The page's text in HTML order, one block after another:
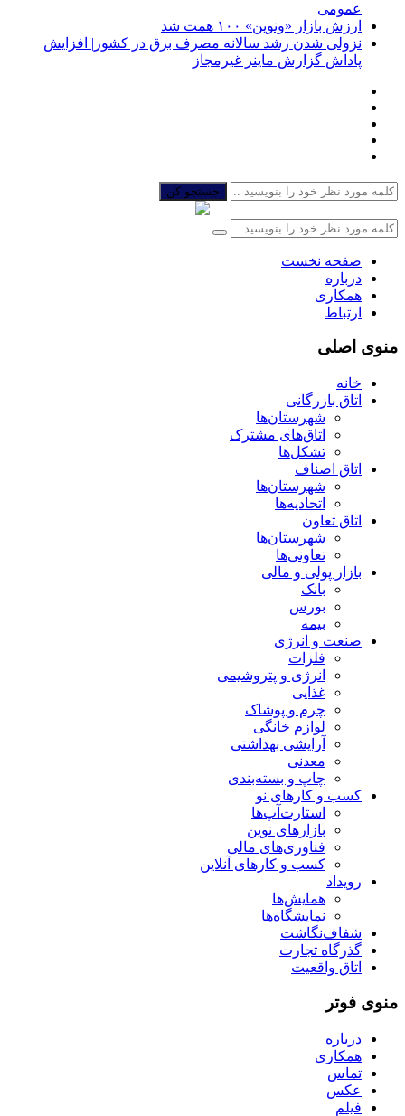
عمومی
ارزش بازار «ونوین» ۱۰۰ همت شد
نزولی شدن رشد سالانه مصرف برق در کشور| افزایش
پاداش گزارش ماینر غیرمجاز
جستجو کن
صفحه نخست
درباره
همکاری
ارتباط
منوی اصلی
خانه
اتاق بازرگانی
شهرستان‌ها
اتاق‌های مشترک
تشکل‌ها
اتاق اصناف
شهرستان‌ها
اتحادیه‌ها
اتاق تعاون
شهرستان‌ها
تعاونی‌ها
بازار پولی و مالی
بانک
بورس
بیمه
صنعت و انرژی
فلزات
انرژی و پتروشیمی
غذایی
چرم و پوشاک
لوازم خانگی
آرایشی بهداشتی
معدنی
چاپ و بسته‌بندی
کسب و کارهای نو
استارت‌آپ‌ها
بازارهای نوین
فناوری‌های مالی
کسب و کارهای آنلاین
رویداد
همایش‌ها
نمایشگاه‌ها
شفاف‌نگاشت
گذرگاه تجارت
اتاق واقعیت
منوی فوتر
درباره
همکاری
تماس
عکس
فیلم